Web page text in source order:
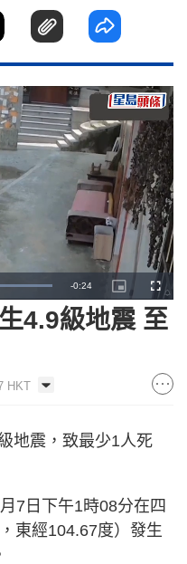
Remaining
Time
-0:23
Picture-
in-
Picture
4.9級地震 至
HKT
地震，致最少1人死
7日下午1時08分在四
東經104.67度）發生